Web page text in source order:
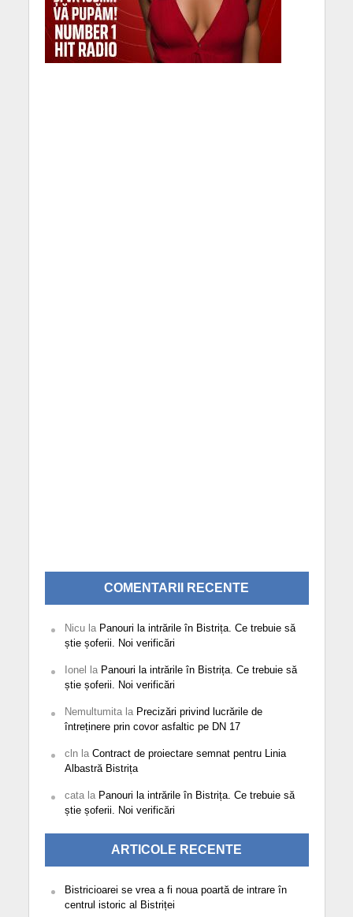
COMENTARII RECENTE
Nicula Panouri la intrările în Bistrița. Ce trebuie să
știe șoferii. Noi verificări
Ionel la Panouri la intrările în Bistrița. Ce trebuie să
știe șoferii. Noi verificări
Nemultumitala Precizări privind lucrările de
întreținere prin covor asfaltic pe DN 17
clnla Contract de proiectare semnat pentru Linia
Albastră Bistrița
catala Panouri la intrările în Bistrița. Ce trebuie să
știe șoferii. Noi verificări
ARTICOLE RECENTE
Bistricioarei se vrea a fi noua poartă de intrare în
centrul istoric al Bistriței